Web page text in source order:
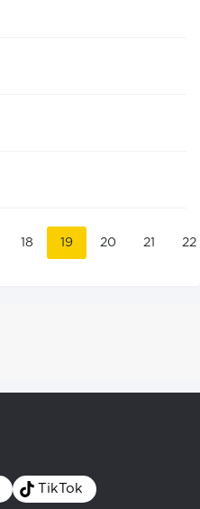
18 19 20 21 22
TikTok